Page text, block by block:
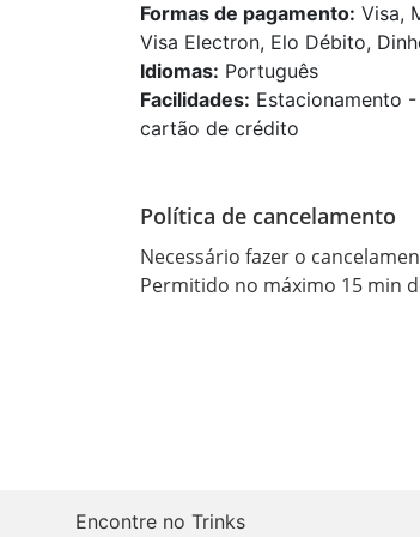
Formas de pagamento: Visa,
Visa Electron, Elo Débito,
Idiomas: Português
Facilidades: Estacionamento
cartão de crédito
Política de cancelamento
Necessário fazer o
Encontre no Trinks